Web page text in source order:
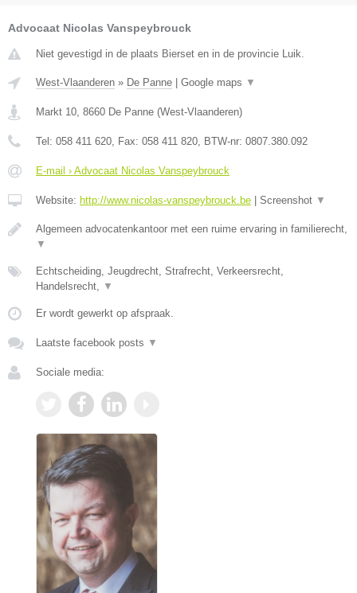
Advocaat Nicolas Vanspeybrouck
Niet gevestigd in de plaats Bierset en in de provincie Luik.
West-Vlaanderen » De Panne Google maps ▼
Markt 10 8660 De Panne (West-Vlaanderen)
Tel: 058 411 620 , Fax: 058 411 820 , BTW-nr: 0807.380.092
E-mail › Advocaat Nicolas Vanspeybrouck
Website: http://www.nicolas-vanspeybrouck.be Screenshot ▼
Algemeen advocatenkantoor met een ruime ervaring in familierecht,
▼
Echtscheiding, Jeugdrecht, Strafrecht, Verkeersrecht,
Handelsrecht,
▼
Er wordt gewerkt op afspraak.
Laatste facebook posts ▼
Sociale media: